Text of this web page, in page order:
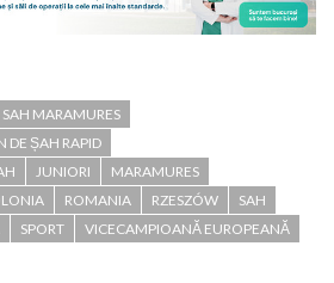
MARAMURES
DE ȘAH RAPID
JUNIORI
MARAMURES
ROMANIA RZESZÓW
SAH
SPORT VICECAMPIOANĂ EUROPEANĂ